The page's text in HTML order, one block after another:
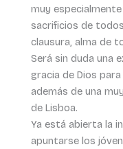
muy
sacrificios de
clausura, alma de
Será sin duda una
gracia de Dios
además de una
de Lisboa.
Ya está abierta la
apuntarse los